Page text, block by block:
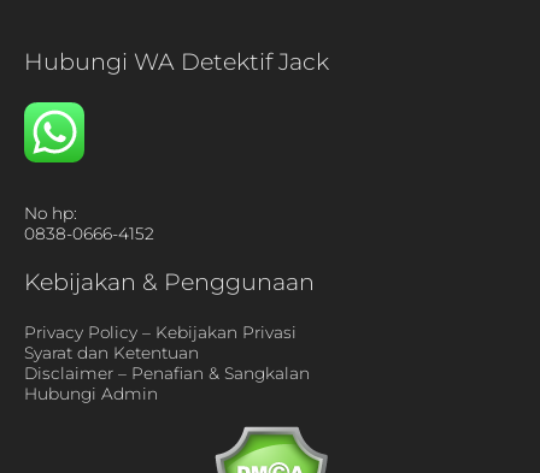
Hubungi WA Detektif Jack
No hp:
0838-0666-4152
Kebijakan & Penggunaan
Privacy Policy – Kebijakan Privasi
Syarat dan Ketentuan
Disclaimer – Penafian & Sangkalan
Hubungi Admin